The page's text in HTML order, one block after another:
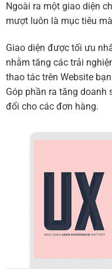
Ngoài ra một giao diện
mượt luôn là mục tiêu mà
Giao diện được tối ưu
nhằm tăng các trải
thao tác trên Website
Góp phần ra tăng doanh
đổi cho các đơn hàng.